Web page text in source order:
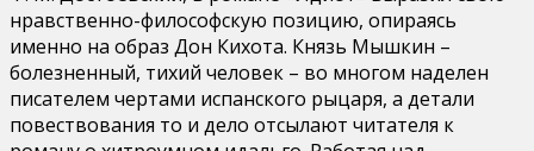
нравственно-философскую позицию, опираясь
именно на образ Дон Кихота. Князь Мышкин –
болезненный, тихий человек – во многом наделен
писателем чертами испанского рыцаря, а детали
повествования то и дело отсылают читателя к